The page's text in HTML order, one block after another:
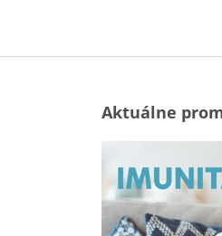
Aktuálne